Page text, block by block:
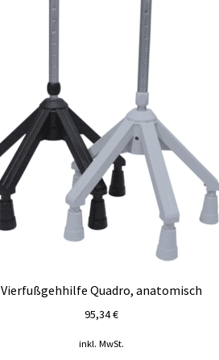
Vierfußgehhilfe Quadro, anatomisch
95,34€
inkl. MwSt.